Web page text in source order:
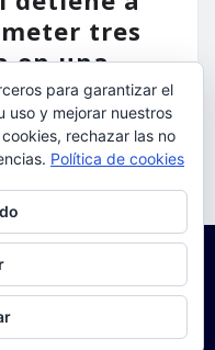
tres
en una
para garantizar el
uso y mejorar nuestros
rechazar las no
Política de cookies
gestionar las cookies,